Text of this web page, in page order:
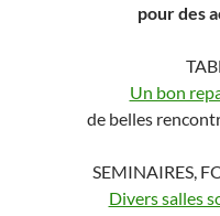
pour des
Un bon
de belles
SEMINAIRES,
Divers salles